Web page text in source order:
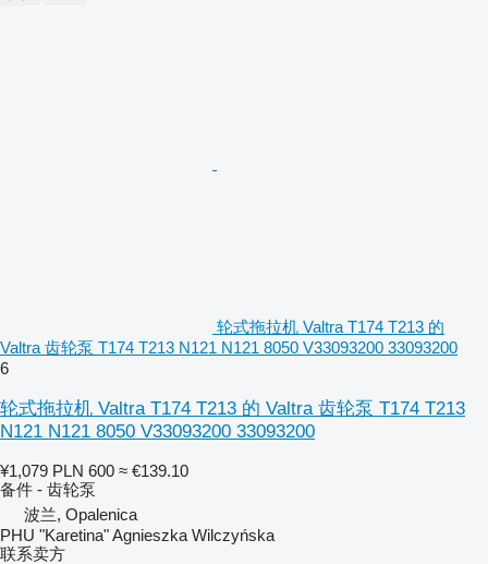
轮式拖拉机 Valtra T174 T213 的
Valtra 齿轮泵 T174 T213 N121 N121 8050 V33093200 33093200
6
轮式拖拉机 Valtra T174 T213 的 Valtra 齿轮泵 T174 T213
N121 N121 8050 V33093200 33093200
¥1,079 PLN 600 ≈ €139.10
备件 - 齿轮泵
波兰, Opalenica
PHU "Karetina" Agnieszka Wilczyńska
联系卖方